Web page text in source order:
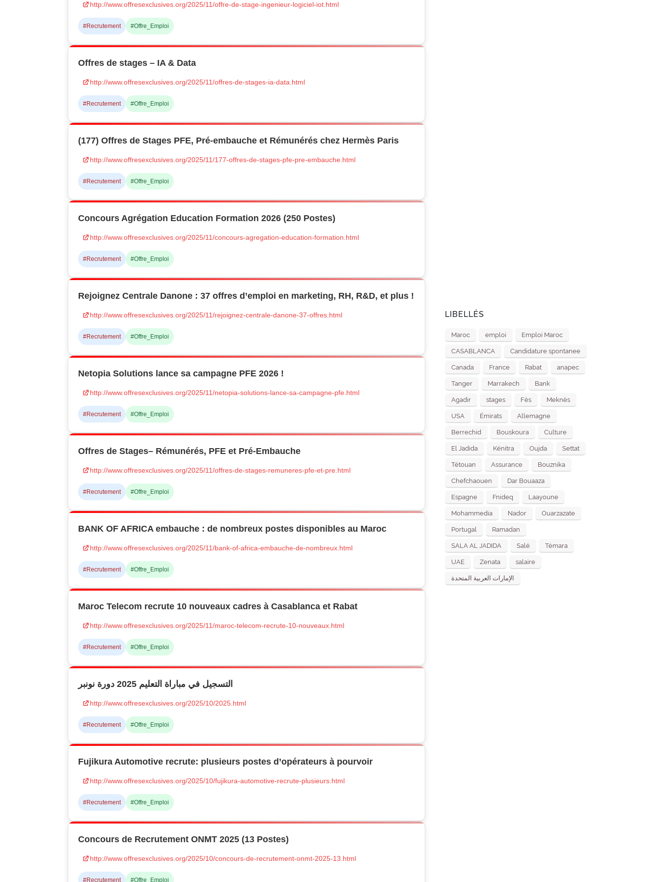
http://www.offresexclusives.org/2025/11/offre-de-stage-ingenieur-logiciel-iot.html
#Recrutement #Offre_Emploi
Offres de stages – IA & Data
http://www.offresexclusives.org/2025/11/offres-de-stages-ia-data.html
#Recrutement #Offre_Emploi
(177) Offres de Stages PFE, Pré-embauche et Rémunérés chez Hermès Paris
http://www.offresexclusives.org/2025/11/177-offres-de-stages-pfe-pre-embauche.html
#Recrutement #Offre_Emploi
Concours Agrégation Education Formation 2026 (250 Postes)
http://www.offresexclusives.org/2025/11/concours-agregation-education-formation.html
#Recrutement #Offre_Emploi
Rejoignez Centrale Danone : 37 offres d’emploi en marketing, RH, R&D, et plus !
http://www.offresexclusives.org/2025/11/rejoignez-centrale-danone-37-offres.html
#Recrutement #Offre_Emploi
Netopia Solutions lance sa campagne PFE 2026 !
http://www.offresexclusives.org/2025/11/netopia-solutions-lance-sa-campagne-pfe.html
#Recrutement #Offre_Emploi
Offres de Stages– Rémunérés, PFE et Pré-Embauche
http://www.offresexclusives.org/2025/11/offres-de-stages-remuneres-pfe-et-pre.html
#Recrutement #Offre_Emploi
BANK OF AFRICA embauche : de nombreux postes disponibles au Maroc
http://www.offresexclusives.org/2025/11/bank-of-africa-embauche-de-nombreux.html
#Recrutement #Offre_Emploi
Maroc Telecom recrute 10 nouveaux cadres à Casablanca et Rabat
http://www.offresexclusives.org/2025/11/maroc-telecom-recrute-10-nouveaux.html
#Recrutement #Offre_Emploi
التسجيل في مباراة التعليم 2025 دورة نونبر
http://www.offresexclusives.org/2025/10/2025.html
#Recrutement #Offre_Emploi
Fujikura Automotive recrute: plusieurs postes d’opérateurs à pourvoir
http://www.offresexclusives.org/2025/10/fujikura-automotive-recrute-plusieurs.html
#Recrutement #Offre_Emploi
Concours de Recrutement ONMT 2025 (13 Postes)
http://www.offresexclusives.org/2025/10/concours-de-recrutement-onmt-2025-13.html
#Recrutement #Offre_Emploi
LIBELLÉS
Maroc emploi Emploi Maroc
CASABLANCA Candidature spontanee
Canada France Rabat anapec
Tanger Marrakech Bank
Agadir stages Fès Meknès
USA Émirats Allemagne
Berrechid Bouskoura Culture
El Jadida Kénitra Oujda Settat
Tétouan Assurance Bouznika
Chefchaouen Dar Bouaaza
Espagne Fnideq Laayoune
Mohammedia Nador Ouarzazate
Portugal Ramadan
SALA AL JADIDA Salé Témara
UAE Zenata salaire
الإمارات العربية المتحدة